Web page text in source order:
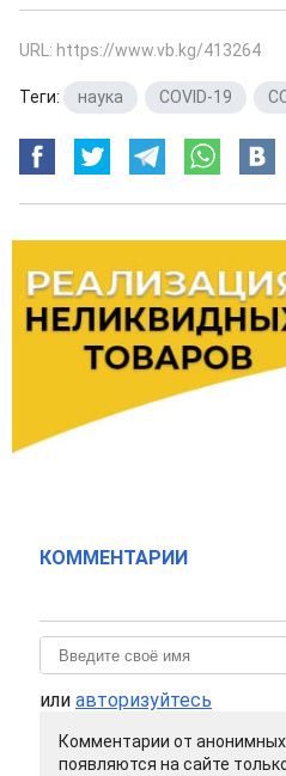
URL: https://www.vb.kg/413264
Теги: наука COVID-19
КОММЕНТАРИИ
или авторизуйтесь
Комментарии от
появляются на сайте